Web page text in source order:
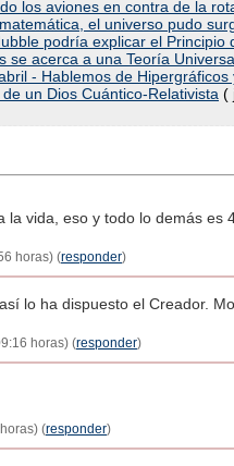
los aviones en contra de la
el universo pudo
podría explicar el
se acerca a una Teoría
- Hablemos de
un Dios Cuántico-Relativista (
la vida, eso y todo lo demás es
horas) (responder)
lo ha dispuesto el Creador.
horas) (responder)
(responder)